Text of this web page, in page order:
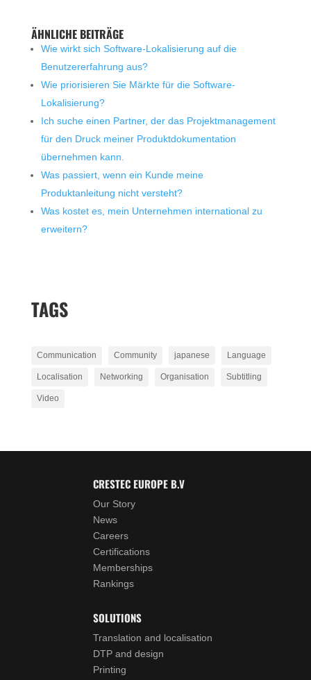
ÄHNLICHE BEITRÄGE
Wie wirkt sich Software-Lokalisierung auf die
Benutzererfahrung aus?
Wie priorisieren Sie Märkte für die Software-
Lokalisierung?
Ich suche einen Partner, der das Projektmanagement
für den Druck meiner Produktdokumentation
übernehmen kann.
Was passiert, wenn ein Kunde meine
Produktanleitung nicht versteht?
Was kostet es, mein Unternehmen international zu
erweitern?
TAGS
Communication Community japanese Language
Localisation Networking Organisation Subtitling
Video
CRESTEC EUROPE B.V
Our Story
News
Careers
Certifications
Memberships
Rankings
SOLUTIONS
Translation and localisation
DTP and design
Printing